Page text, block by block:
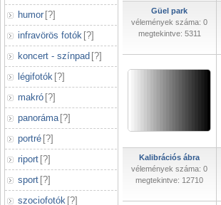
humor [?]
infravörös fotók [?]
koncert - színpad [?]
légifotók [?]
makró [?]
panoráma [?]
portré [?]
riport [?]
sport [?]
szociofotók [?]
Güel park
vélemények száma: 0
megtekintve: 5311
Kalibrációs ábra
vélemények száma: 0
megtekintve: 12710